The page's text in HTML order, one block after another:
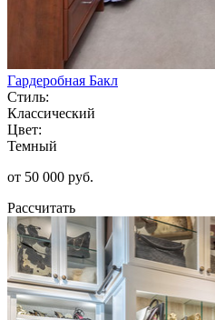
Гардеробная Бакл
Стиль:
Классический
Цвет:
Темный
от 50 000 руб.
Рассчитать